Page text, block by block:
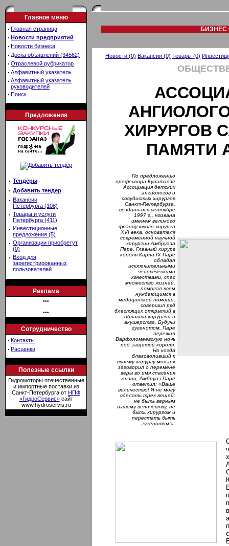
Главное меню
· Главная страница
· Новости предприятий
· Новости бизнеса
· Доска объявлений (34562)
· Отраслевой рубрикатор
· Алфавитный указатель
· Алфавитный указатель
руководителей
· Поиск
Предложения
· Тендеры
· Добавить тендер
· Вакансии
Петербурга (108)
· Товары и услуги
Петербурга (411)
· Инвестиционные
предложения (5)
· Организации приобретут
(0)
· Вход для
зарегистрированных
пользователей
Реклама
•••
•••
Сотрудничество
· Контакты
· Расценки
Полезные ссылки
Гидромоторы отечественные
и импортные поставки из
Санкт-Петербурга от НПФ
«ГидроСервис»сайт
www.hydroservis.ru
БИЗНЕС
Новости (0) Вакансии (0) Товары (0)
ХИРУРГОВ
ПАМЯТИ
По предложению
профессора Купатадзе
Ассоциация детских
ангиологов и
сосудистых хирургов
Санкт-Петербурга,
созданная в сентябре
1997 г., названа
именем великого
французского хирурга
XVI века, основателя
современной научной
хирургии Амбруаза
Паре. Главный хирург
короля Карла IX Паре
обладал
исключительными
человеческими
качествами, спас
множество жизней,
помогал всем
нуждающимся в
медицинской помощи,
совершил ряд
блестящих открытий в
области хирургии и
акушерства. Будучи
гугенотом, Паре
пережил
Варфоломеевскую ночь
под защитой короля.
Но когда
благоволивший к
своему хирургу монарх
заговорил о перемене
веры во имя спасения
жизни, Амбруаз Паре
ответил: «Ваше
величество! Я не могу
сделать трех вещей:
не быть верным
вашему величеству, не
быть хирургом и
перестать быть
гугенотом!».